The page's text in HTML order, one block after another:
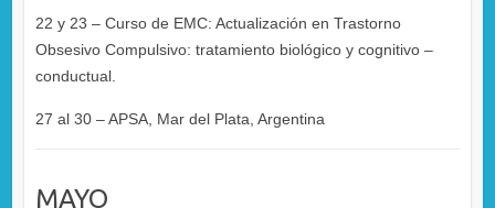
22 y 23 – Curso de EMC: Actualización en Trastorno
Obsesivo Compulsivo: tratamiento biológico y cognitivo –
conductual.
27 al 30 – APSA, Mar del Plata, Argentina
MAYO